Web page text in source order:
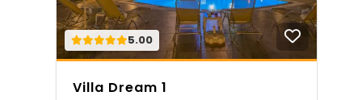
5.00
Villa Dream 1